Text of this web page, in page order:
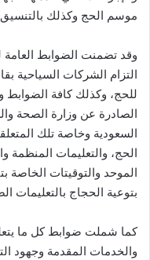
موسم الحج وكذلك
وقد تضمنت الضوابط
التزام الشركات السياحية
للحج، وكذلك كافة الضوابط
الصادرة عن وزارة الصحة
السعودية وخاصة تلك
الحج، والتعليمات المنظمة
الموحد والتوقيتات الخاصة
بتوعية الحجاج بالتعليمات
كما شملت ضوابط كل ما
والخدمات المقدمة وجهود